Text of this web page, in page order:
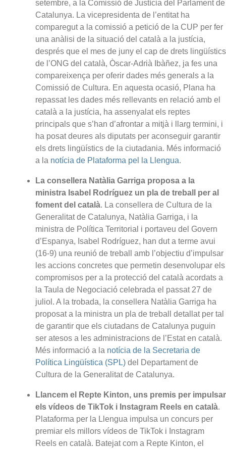
setembre, a la Comissió de Justícia del Parlament de
Catalunya. La vicepresidenta de l’entitat ha
comparegut a la comissió a petició de la CUP per fer
una anàlisi de la situació del català a la justícia,
després que el mes de juny el cap de drets lingüístics
de l’ONG del català, Òscar-Adrià Ibàñez, ja fes una
compareixença per oferir dades més generals a la
Comissió de Cultura. En aquesta ocasió, Plana ha
repassat les dades més rellevants en relació amb el
català a la justícia, ha assenyalat els reptes
principals que s’han d’afrontar a mitjà i llarg termini, i
ha posat deures als diputats per aconseguir garantir
els drets lingüístics de la ciutadania. Més informació
a la notícia de Plataforma pel la Llengua.
La consellera Natàlia Garriga proposa a la
ministra Isabel Rodríguez un pla de treball per al
foment del català. La consellera de Cultura de la
Generalitat de Catalunya, Natàlia Garriga, i la
ministra de Política Territorial i portaveu del Govern
d’Espanya, Isabel Rodríguez, han dut a terme avui
(16-9) una reunió de treball amb l’objectiu d’impulsar
les accions concretes que permetin desenvolupar els
compromisos per a la protecció del català acordats a
la Taula de Negociació celebrada el passat 27 de
juliol. A la trobada, la consellera Natàlia Garriga ha
proposat a la ministra un pla de treball detallat per tal
de garantir que els ciutadans de Catalunya puguin
ser atesos a les administracions de l’Estat en català.
Més informació a la notícia de la Secretaria de
Política Lingüística (SPL) del Departament de
Cultura de la Generalitat de Catalunya.
Llancem el Repte Kinton, uns premis per impulsar
els vídeos de TikTok i Instagram Reels en català.
Plataforma per la Llengua impulsa un concurs per
premiar els millors vídeos de TikTok i Instagram
Reels en català. Batejat com a Repte Kinton, el